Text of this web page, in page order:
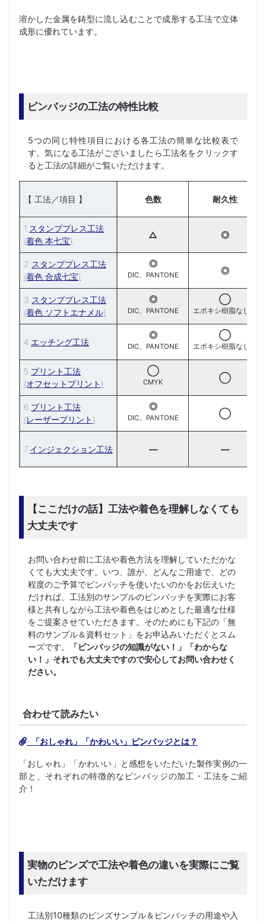
溶かした金属を鋳型に流し込むことで成形する工法で立体
成形に優れています。
ピンバッジの工法の特性比較
5つの同じ特性項目における各工法の簡単な比較表で
す。気になる工法がございましたら工法名をクリックす
ると工法の詳細がご覧いただけます。
【 工法／項目 】 色数 耐久性
1. スタンププレス工法
(着色:本七宝)
△ ◎
2. スタンププレス工法
(着色:合成七宝)
◎
DIC、PANTONE ◎
3. スタンププレス工法
(着色:ソフトエナメル)
◎
DIC、PANTONE
◯
エポキシ樹脂なし△
4. エッチング工法
◎
DIC、PANTONE
◯
エポキシ樹脂なし△
5. プリント工法
(オフセットプリント)
◯
CMYK ◯
6. プリント工法
(レーザープリント)
◎
DIC、PANTONE ◯
7. インジェクション工法 ― ―
【ここだけの話】工法や着色を理解しなくても
大丈夫です
お問い合わせ前に工法や着色方法を理解していただかな
くても大丈夫です。いつ、誰が、どんなご用途で、どの
程度のご予算でピンバッチを使いたいのかをお伝えいた
だければ、工法別のサンプルのピンバッチを実際にお客
様と共有しながら工法や着色をはじめとした最適な仕様
をご提案させていただきます。そのためにも下記の「無
料のサンプル＆資料セット」をお申込みいただくとスム
ーズです。
「ピンバッジの知識がない！」「わからな
い！」それでも大丈夫ですので安心してお問い合わせく
ださい。
合わせて読みたい
「おしゃれ」「かわいい」ピンバッジとは？
「おしゃれ」「かわいい」と感想をいただいた製作実例の一
部と、それぞれの特徴的なピンバッジの加工・工法をご紹
介！
実物のピンズで工法や着色の違いを実際にご覧
いただけます
工法別10種類のピンズサンプル＆ピンバッチの用途や入